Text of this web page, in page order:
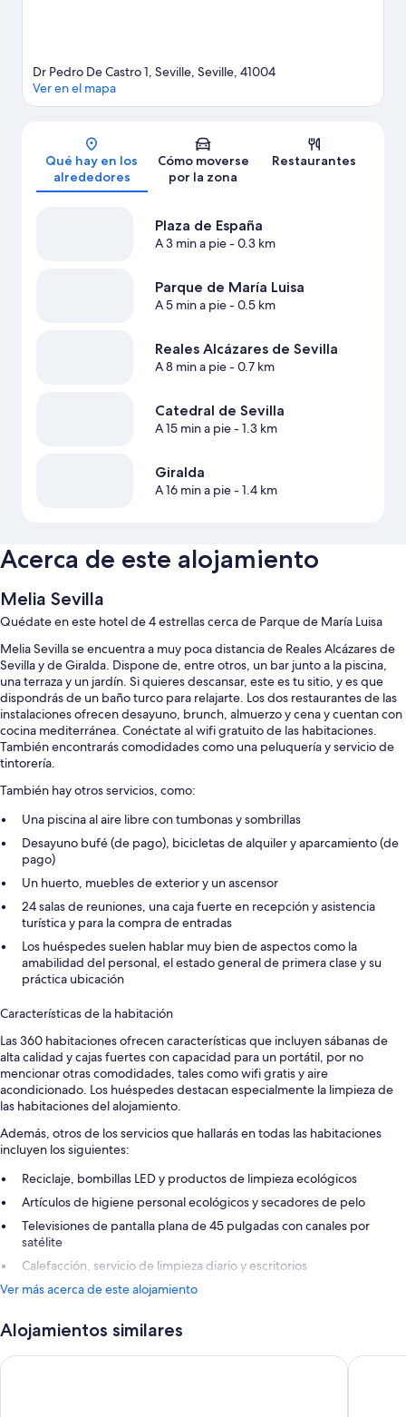
Mapa
Dr Pedro De Castro 1, Seville, Seville, 41004
Ver en el mapa
Qué hay en los
alrededores
Cómo moverse
por la zona
Restaurantes
Plaza de España
A 3 min a pie- 0.3 km
Parque de María Luisa
A 5 min a pie- 0.5 km
Reales Alcázares de Sevilla
A 8 min a pie- 0.7 km
Catedral de Sevilla
A 15 min a pie- 1.3 km
Giralda
A 16 min a pie- 1.4 km
Acerca de este alojamiento
Melia Sevilla
Quédate en este hotel de 4 estrellas cerca de Parque de María Luisa
Melia Sevilla se encuentra a muy poca distancia de Reales Alcázares de
Sevilla y de Giralda. Dispone de, entre otros, un bar junto a la piscina,
una terraza y un jardín. Si quieres descansar, este es tu sitio, y es que
dispondrás de un baño turco para relajarte. Los dos restaurantes de las
instalaciones ofrecen desayuno, brunch, almuerzo y cena y cuentan con
cocina mediterránea. Conéctate al wifi gratuito de las habitaciones.
También encontrarás comodidades como una peluquería y servicio de
tintorería.
También hay otros servicios, como:
Una piscina al aire libre con tumbonas y sombrillas
Desayuno bufé (de pago), bicicletas de alquiler y aparcamiento (de
pago)
Un huerto, muebles de exterior y un ascensor
24 salas de reuniones, una caja fuerte en recepción y asistencia
turística y para la compra de entradas
Los huéspedes suelen hablar muy bien de aspectos como la
amabilidad del personal, el estado general de primera clase y su
práctica ubicación
Características de la habitación
Las 360 habitaciones ofrecen características que incluyen sábanas de
alta calidad y cajas fuertes con capacidad para un portátil, por no
mencionar otras comodidades, tales como wifi gratis y aire
acondicionado. Los huéspedes destacan especialmente la limpieza de
las habitaciones del alojamiento.
Además, otros de los servicios que hallarás en todas las habitaciones
incluyen los siguientes:
Reciclaje, bombillas LED y productos de limpieza ecológicos
Artículos de higiene personal ecológicos y secadores de pelo
Televisiones de pantalla plana de 45 pulgadas con canales por
satélite
Calefacción, servicio de limpieza diario y escritorios
Ver más acerca de este alojamiento
Alojamientos similares
NH Collection Sevilla Hotel